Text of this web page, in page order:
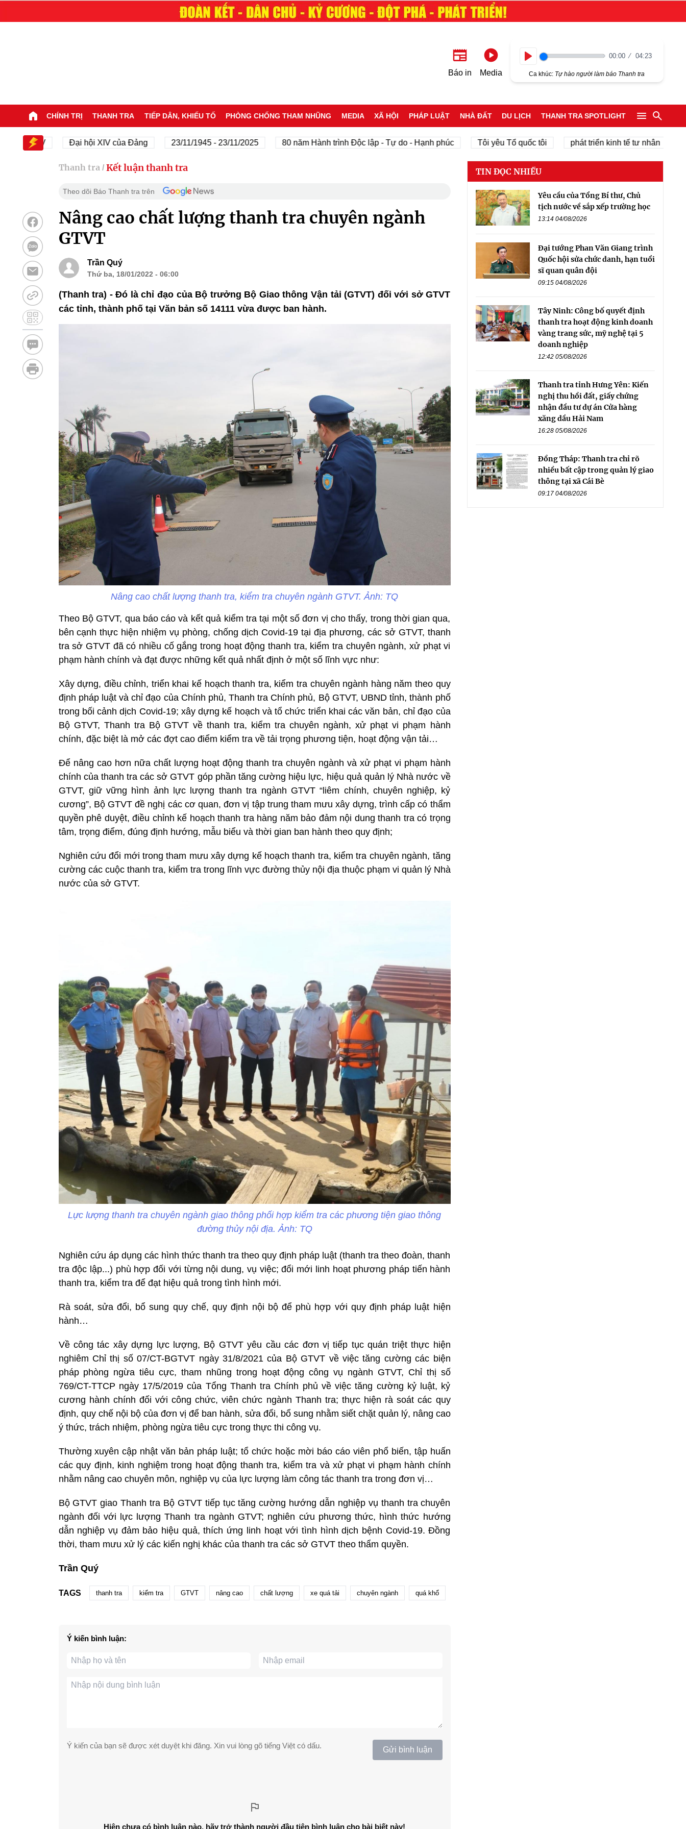
Báo in Media
00:00 04:23
Ca khúc: Tự hào người làm báo Thanh tra
CHÍNH TRỊ THANH TRA TIẾP DÂN, KHIẾU TỐ PHÒNG CHỐNG THAM NHŨNG MEDIA XÃ HỘI PHÁP LUẬT NHÀ ĐẤT DU LỊCH THANH TRA SPOTLIGHT
Đại hội XIV của Đảng 23/11/1945 - 23/11/2025 80 năm Hành trình Độc lập - Tự do - Hạnh phúc Tôi yêu Tổ quốc tôi phát triển kinh tế tư nhân
Thanh tra / Kết luận thanh tra
Theo dõi Báo Thanh tra trên
Nâng cao chất lượng thanh tra chuyên ngành
GTVT
Trần Quý
Thứ ba, 18/01/2022 - 06:00
(Thanh tra) - Đó là chỉ đạo của Bộ trưởng Bộ Giao thông Vận tải (GTVT) đối với sở GTVT
các tỉnh, thành phố tại Văn bản số 14111 vừa được ban hành.
Nâng cao chất lượng thanh tra, kiểm tra chuyên ngành GTVT. Ảnh: TQ
Theo Bộ GTVT, qua báo cáo và kết quả kiểm tra tại một số đơn vị cho thấy, trong thời gian qua,
bên cạnh thực hiện nhiệm vụ phòng, chống dịch Covid-19 tại địa phương, các sở GTVT, thanh
tra sở GTVT đã có nhiều cố gắng trong hoạt động thanh tra, kiểm tra chuyên ngành, xử phạt vi
phạm hành chính và đạt được những kết quả nhất định ở một số lĩnh vực như:
Xây dựng, điều chỉnh, triển khai kế hoạch thanh tra, kiểm tra chuyên ngành hàng năm theo quy
định pháp luật và chỉ đạo của Chính phủ, Thanh tra Chính phủ, Bộ GTVT, UBND tỉnh, thành phố
trong bối cảnh dịch Covid-19; xây dựng kế hoạch và tổ chức triển khai các văn bản, chỉ đạo của
Bộ GTVT, Thanh tra Bộ GTVT về thanh tra, kiểm tra chuyên ngành, xử phạt vi phạm hành
chính, đặc biệt là mở các đợt cao điểm kiểm tra về tải trọng phương tiện, hoạt động vận tải…
Để nâng cao hơn nữa chất lượng hoạt động thanh tra chuyên ngành và xử phạt vi phạm hành
chính của thanh tra các sở GTVT góp phần tăng cường hiệu lực, hiệu quả quản lý Nhà nước về
GTVT, giữ vững hình ảnh lực lượng thanh tra ngành GTVT “liêm chính, chuyên nghiệp, kỷ
cương”, Bộ GTVT đề nghị các cơ quan, đơn vị tập trung tham mưu xây dựng, trình cấp có thẩm
quyền phê duyệt, điều chỉnh kế hoạch thanh tra hàng năm bảo đảm nội dung thanh tra có trọng
tâm, trọng điểm, đúng định hướng, mẫu biểu và thời gian ban hành theo quy định;
Nghiên cứu đổi mới trong tham mưu xây dựng kế hoạch thanh tra, kiểm tra chuyên ngành, tăng
cường các cuộc thanh tra, kiểm tra trong lĩnh vực đường thủy nội địa thuộc phạm vi quản lý Nhà
nước của sở GTVT.
Lực lượng thanh tra chuyên ngành giao thông phối hợp kiểm tra các phương tiện giao thông
đường thủy nội địa. Ảnh: TQ
Nghiên cứu áp dụng các hình thức thanh tra theo quy định pháp luật (thanh tra theo đoàn, thanh
tra độc lập...) phù hợp đối với từng nội dung, vụ việc; đổi mới linh hoạt phương pháp tiến hành
thanh tra, kiểm tra để đạt hiệu quả trong tình hình mới.
Rà soát, sửa đổi, bổ sung quy chế, quy định nội bộ để phù hợp với quy định pháp luật hiện
hành…
Về công tác xây dựng lực lượng, Bộ GTVT yêu cầu các đơn vị tiếp tục quán triệt thực hiện
nghiêm Chỉ thị số 07/CT-BGTVT ngày 31/8/2021 của Bộ GTVT về việc tăng cường các biện
pháp phòng ngừa tiêu cực, tham nhũng trong hoạt động công vụ ngành GTVT, Chỉ thị số
769/CT-TTCP ngày 17/5/2019 của Tổng Thanh tra Chính phủ về việc tăng cường kỷ luật, kỷ
cương hành chính đối với công chức, viên chức ngành Thanh tra; thực hiện rà soát các quy
định, quy chế nội bộ của đơn vị để ban hành, sửa đổi, bổ sung nhằm siết chặt quản lý, nâng cao
ý thức, trách nhiệm, phòng ngừa tiêu cực trong thực thi công vụ.
Thường xuyên cập nhật văn bản pháp luật; tổ chức hoặc mời báo cáo viên phổ biến, tập huấn
các quy định, kinh nghiệm trong hoạt động thanh tra, kiểm tra và xử phạt vi phạm hành chính
nhằm nâng cao chuyên môn, nghiệp vụ của lực lượng làm công tác thanh tra trong đơn vị…
Bộ GTVT giao Thanh tra Bộ GTVT tiếp tục tăng cường hướng dẫn nghiệp vụ thanh tra chuyên
ngành đối với lực lượng Thanh tra ngành GTVT; nghiên cứu phương thức, hình thức hướng
dẫn nghiệp vụ đảm bảo hiệu quả, thích ứng linh hoạt với tình hình dịch bệnh Covid-19. Đồng
thời, tham mưu xử lý các kiến nghị khác của thanh tra các sở GTVT theo thẩm quyền.
Trần Quý
TAGS thanh tra kiểm tra GTVT nâng cao chất lượng xe quá tải chuyên ngành quá khổ
Ý kiến bình luận:
Ý kiến của bạn sẽ được xét duyệt khi đăng. Xin vui lòng gõ tiếng Việt có dấu. Gửi bình luận
Hiện chưa có bình luận nào, hãy trở thành người đầu tiên bình luận cho bài biết này!
TIN ĐỌC NHIỀU
Yêu cầu của Tổng Bí thư, Chủ
tịch nước về sắp xếp trường học
13:14 04/08/2026
Đại tướng Phan Văn Giang trình
Quốc hội sửa chức danh, hạn tuổi
sĩ quan quân đội
09:15 04/08/2026
Tây Ninh: Công bố quyết định
thanh tra hoạt động kinh doanh
vàng trang sức, mỹ nghệ tại 5
doanh nghiệp
12:42 05/08/2026
Thanh tra tỉnh Hưng Yên: Kiến
nghị thu hồi đất, giấy chứng
nhận đầu tư dự án Cửa hàng
xăng dầu Hải Nam
16:28 05/08/2026
Đồng Tháp: Thanh tra chỉ rõ
nhiều bất cập trong quản lý giao
thông tại xã Cái Bè
09:17 04/08/2026